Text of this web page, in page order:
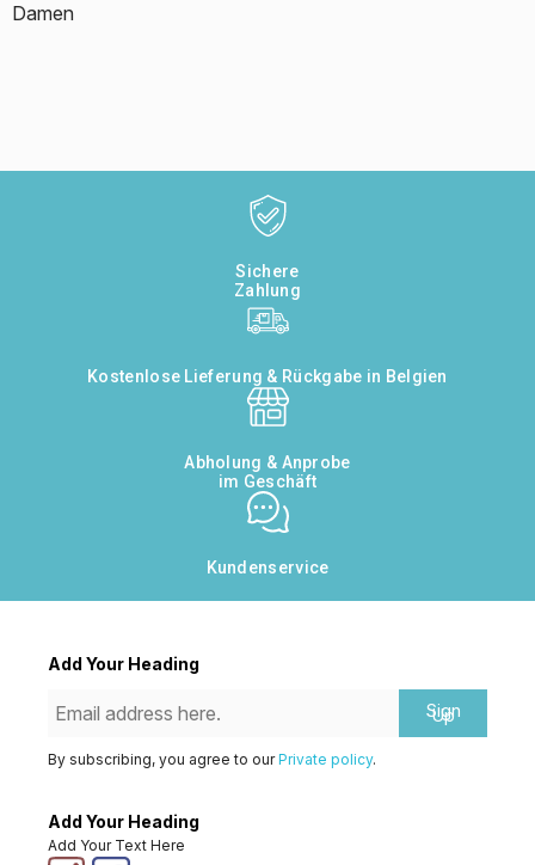
Damen
Sichere
Zahlung
Kostenlose Lieferung & Rückgabe in Belgien
Abholung & Anprobe
im Geschäft
Kundenservice
Add Your Heading
Sign
Up
By subscribing, you agree to ourPrivate policy.
Add Your Heading
Add Your Text Here